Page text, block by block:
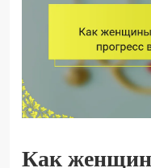
Как